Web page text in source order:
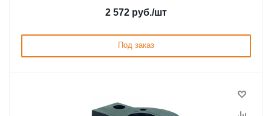
2 572 руб./шт
Под заказ